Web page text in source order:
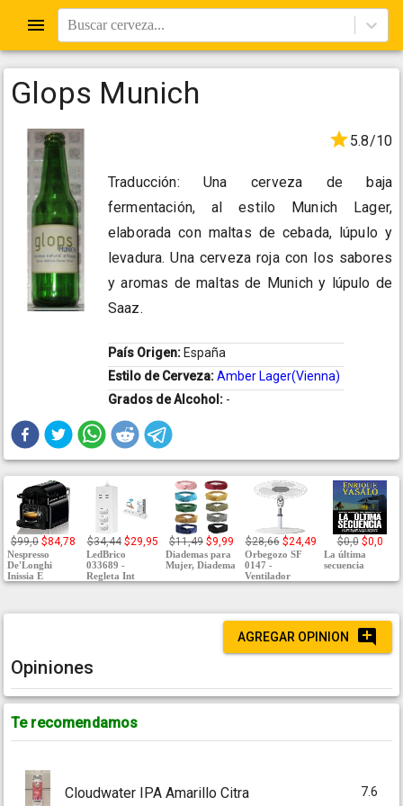
Buscar cerveza...
Glops Munich
5.8/10
Traducción: Una cerveza de baja
fermentación, al estilo Munich Lager,
elaborada con maltas de cebada, lúpulo y
levadura. Una cerveza roja con los sabores
y aromas de maltas de Munich y lúpulo de
Saaz.
País Origen: España
Estilo de Cerveza:Amber Lager(Vienna)
Grados de Alcohol: -
$99,0 $84,78
Nespresso
De'Longhi
Inissia E
$34,44 $29,95
LedBrico
033689 -
Regleta Int
$11,49 $9,99
Diademas para
Mujer, Diadema
$28,66 $24,49
Orbegozo SF
0147 -
Ventilador
$0,0 $0,0
La última
secuencia
AGREGAR OPINION
Opiniones
Te recomendamos
Cloudwater IPA Amarillo Citra 7.6